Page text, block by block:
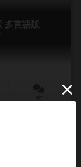
多言語版